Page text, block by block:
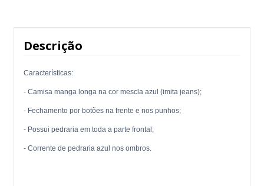
Descrição
Características:
- Camisa manga longa na cor mescla azul (imita jeans);
- Fechamento por botões na frente e nos punhos;
- Possui pedraria em toda a parte frontal;
- Corrente de pedraria azul nos ombros.